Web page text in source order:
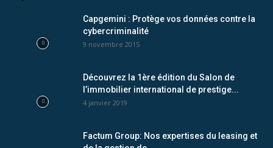
Capgemini : Protège vos données contre la
cybercriminalité
9 novembre 2015
Découvrez la 1ère édition du Salon de
l’immobilier international de prestige...
4 janvier 2019
Factum Group: Nos expertises du leasing et